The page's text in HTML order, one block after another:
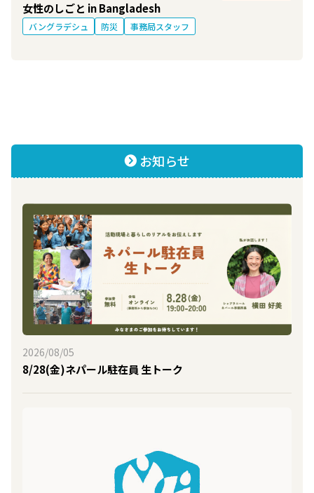
女性のしごと in Bangladesh
バングラデシュ 防災 事務局スタッフ
お知らせ
2026/08/05
8/28(金)ネパール駐在員 生トーク